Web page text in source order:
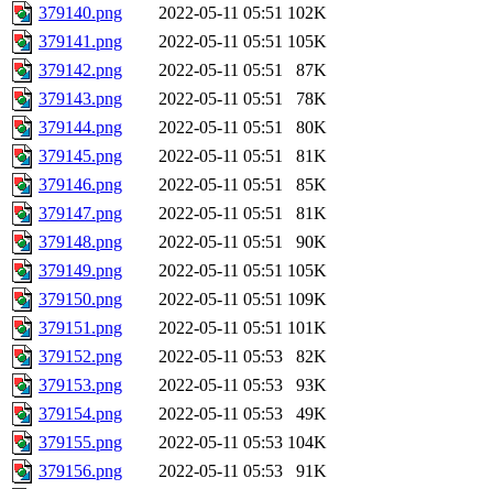
379140.png
2022-05-11 05:51 102K
379141.png
2022-05-11 05:51 105K
379142.png
2022-05-11 05:51
87K
379143.png
2022-05-11 05:51
78K
379144.png
2022-05-11 05:51
80K
379145.png
2022-05-11 05:51
81K
379146.png
2022-05-11 05:51
85K
379147.png
2022-05-11 05:51
81K
379148.png
2022-05-11 05:51
90K
379149.png
2022-05-11 05:51 105K
379150.png
2022-05-11 05:51 109K
379151.png
2022-05-11 05:51 101K
379152.png
2022-05-11 05:53
82K
379153.png
2022-05-11 05:53
93K
379154.png
2022-05-11 05:53
49K
379155.png
2022-05-11 05:53 104K
379156.png
2022-05-11 05:53
91K